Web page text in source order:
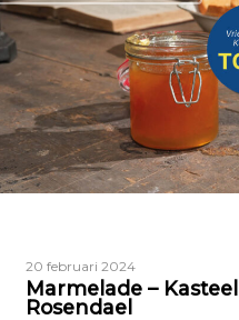
20 februari 2024
Marmelade – Kasteel
Rosendael